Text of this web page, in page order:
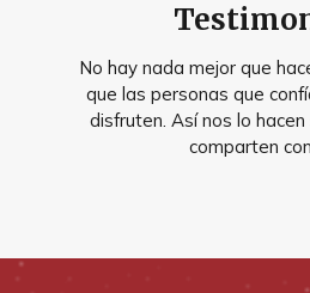
No hay nada mejor que
que las personas que
disfruten. Así nos lo
comparten